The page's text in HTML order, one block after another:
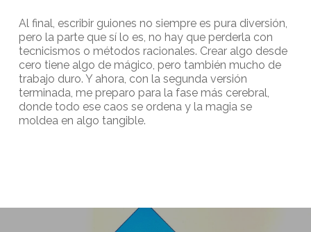
Al final, escribir guiones no siempre es pura diversión,
pero la parte que sí lo es, no hay que perderla con
tecnicismos o métodos racionales. Crear algo desde
cero tiene algo de mágico, pero también mucho de
trabajo duro. Y ahora, con la segunda versión
terminada, me preparo para la fase más cerebral,
donde todo ese caos se ordena y la magia se
moldea en algo tangible.